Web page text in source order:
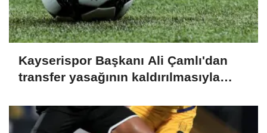
Kayserispor Başkanı Ali Çamlı'dan
transfer yasağının kaldırılmasıyla